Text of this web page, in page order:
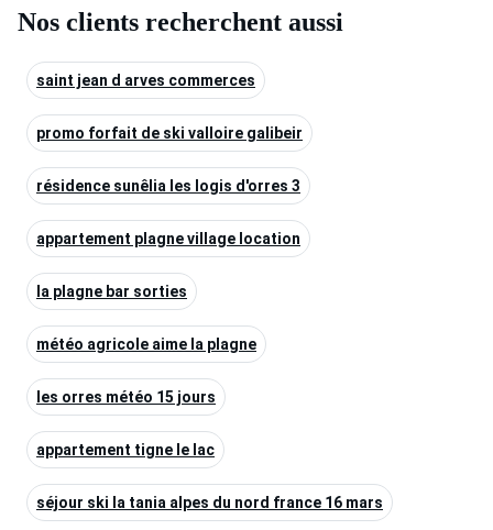
Nos clients recherchent aussi
saint jean d arves commerces
promo forfait de ski valloire galibeir
résidence sunêlia les logis d'orres 3
appartement plagne village location
la plagne bar sorties
météo agricole aime la plagne
les orres météo 15 jours
appartement tigne le lac
séjour ski la tania alpes du nord france 16 mars